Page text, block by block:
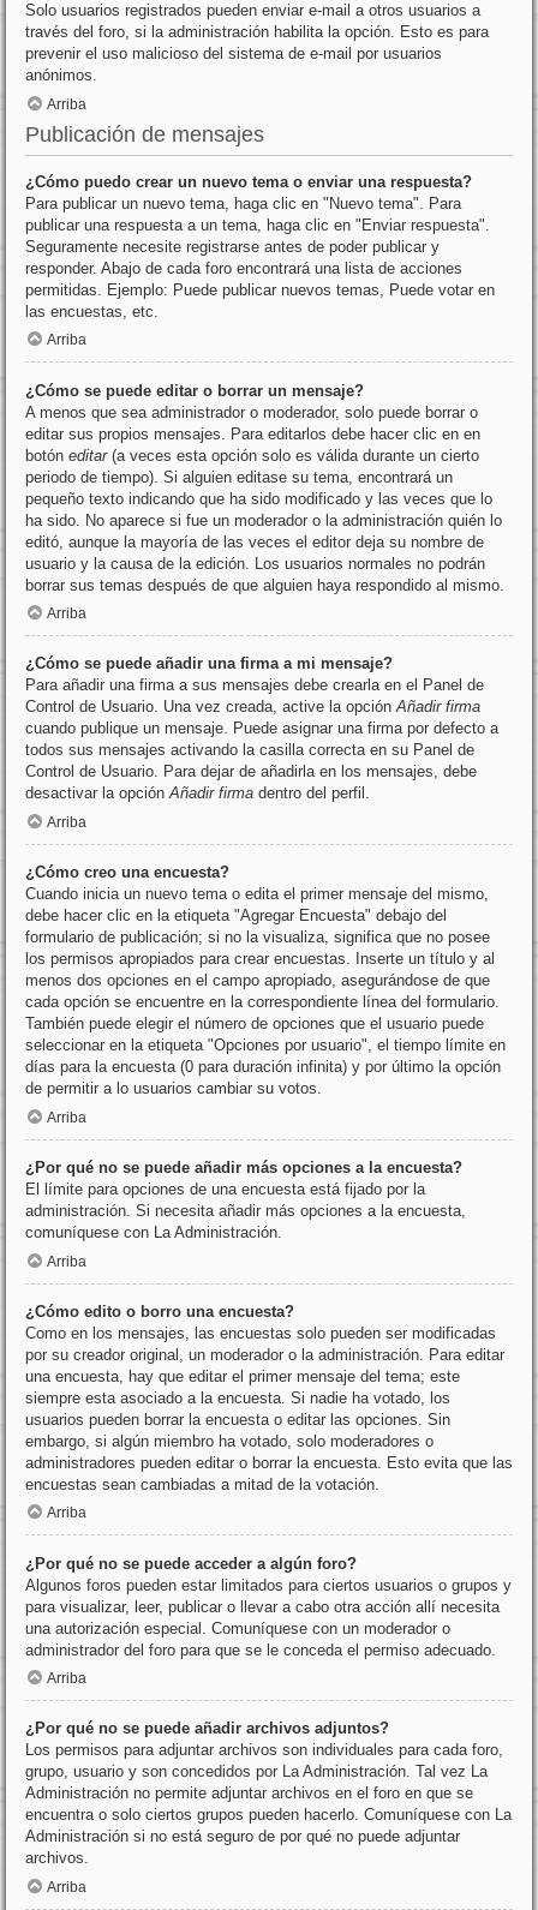
Solo usuarios registrados pueden enviar e-mail a otros usuarios a
través del foro, si la administración habilita la opción. Esto es para
prevenir el uso malicioso del sistema de e-mail por usuarios
anónimos.
Arriba
Publicación de mensajes
¿Cómo puedo crear un nuevo tema o enviar una respuesta?
Para publicar un nuevo tema, haga clic en "Nuevo tema". Para
publicar una respuesta a un tema, haga clic en "Enviar respuesta".
Seguramente necesite registrarse antes de poder publicar y
responder. Abajo de cada foro encontrará una lista de acciones
permitidas. Ejemplo: Puede publicar nuevos temas, Puede votar en
las encuestas, etc.
Arriba
¿Cómo se puede editar o borrar un mensaje?
A menos que sea administrador o moderador, solo puede borrar o
editar sus propios mensajes. Para editarlos debe hacer clic en en
botón editar(a veces esta opción solo es válida durante un cierto
periodo de tiempo). Si alguien editase su tema, encontrará un
pequeño texto indicando que ha sido modificado y las veces que lo
ha sido. No aparece si fue un moderador o la administración quién lo
editó, aunque la mayoría de las veces el editor deja su nombre de
usuario y la causa de la edición. Los usuarios normales no podrán
borrar sus temas después de que alguien haya respondido al mismo.
Arriba
¿Cómo se puede añadir una firma a mi mensaje?
Para añadir una firma a sus mensajes debe crearla en el Panel de
Control de Usuario. Una vez creada, active la opciónAñadir firma
cuando publique un mensaje. Puede asignar una firma por defecto a
todos sus mensajes activando la casilla correcta en su Panel de
Control de Usuario. Para dejar de añadirla en los mensajes, debe
desactivar la opciónAñadir firma dentro del perfil.
Arriba
¿Cómo creo una encuesta?
Cuando inicia un nuevo tema o edita el primer mensaje del mismo,
debe hacer clic en la etiqueta "Agregar Encuesta" debajo del
formulario de publicación; si no la visualiza, significa que no posee
los permisos apropiados para crear encuestas. Inserte un título y al
menos dos opciones en el campo apropiado, asegurándose de que
cada opción se encuentre en la correspondiente línea del formulario.
También puede elegir el número de opciones que el usuario puede
seleccionar en la etiqueta "Opciones por usuario", el tiempo límite en
días para la encuesta (0 para duración infinita) y por último la opción
de permitir a lo usuarios cambiar su votos.
Arriba
¿Por qué no se puede añadir más opciones a la encuesta?
El límite para opciones de una encuesta está fijado por la
administración. Si necesita añadir más opciones a la encuesta,
comuníquese con La Administración.
Arriba
¿Cómo edito o borro una encuesta?
Como en los mensajes, las encuestas solo pueden ser modificadas
por su creador original, un moderador o la administración. Para editar
una encuesta, hay que editar el primer mensaje del tema; este
siempre esta asociado a la encuesta. Si nadie ha votado, los
usuarios pueden borrar la encuesta o editar las opciones. Sin
embargo, si algún miembro ha votado, solo moderadores o
administradores pueden editar o borrar la encuesta. Esto evita que las
encuestas sean cambiadas a mitad de la votación.
Arriba
¿Por qué no se puede acceder a algún foro?
Algunos foros pueden estar limitados para ciertos usuarios o grupos y
para visualizar, leer, publicar o llevar a cabo otra acción allí necesita
una autorización especial. Comuníquese con un moderador o
administrador del foro para que se le conceda el permiso adecuado.
Arriba
¿Por qué no se puede añadir archivos adjuntos?
Los permisos para adjuntar archivos son individuales para cada foro,
grupo, usuario y son concedidos por La Administración. Tal vez La
Administración no permite adjuntar archivos en el foro en que se
encuentra o solo ciertos grupos pueden hacerlo. Comuníquese con La
Administración si no está seguro de por qué no puede adjuntar
archivos.
Arriba